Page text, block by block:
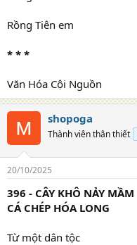
Rồng Tiên em
* * *
Văn Hóa Cội Nguồn
shopoga
Thành viên thân thiết
20/10/2025
396 - CÂY KHÔ NẢY MẦM
CÁ CHÉP HÓA LONG
Từ một dân tộc